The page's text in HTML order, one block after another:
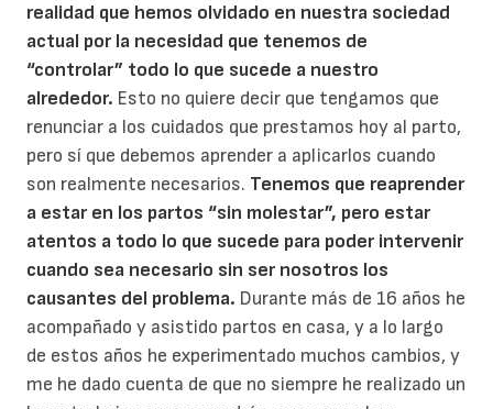
realidad que hemos olvidado en nuestra sociedad
actual por la necesidad que tenemos de
“controlar” todo lo que sucede a nuestro
alrededor. Esto no quiere decir que tengamos que
renunciar a los cuidados que prestamos hoy al parto,
pero sí que debemos aprender a aplicarlos cuando
son realmente necesarios. Tenemos que reaprender
a estar en los partos “sin molestar”, pero estar
atentos a todo lo que sucede para poder intervenir
cuando sea necesario sin ser nosotros los
causantes del problema. Durante más de 16 años he
acompañado y asistido partos en casa, y a lo largo
de estos años he experimentado muchos cambios, y
me he dado cuenta de que no siempre he realizado un